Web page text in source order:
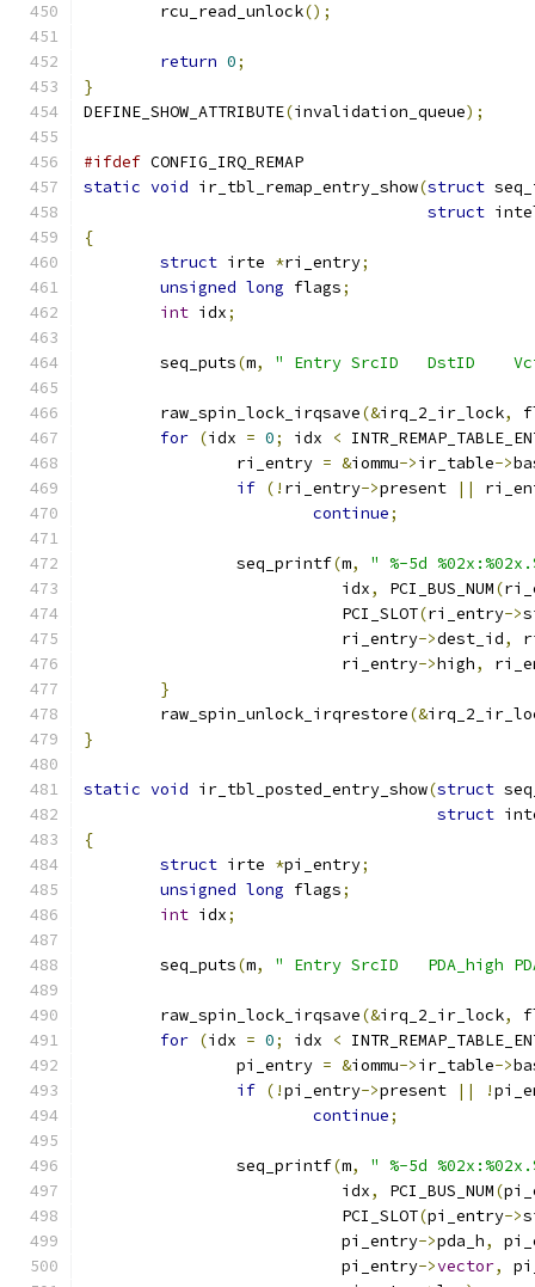
	rcu_read_unlock
();
return 0;
}
DEFINE_SHOW_ATTRIBUTE(invalidation_queue);
#ifdef CONFIG_IRQ_REMAP
static void ir_tbl_remap_entry_show(struct
struct
{
struct irte *ri_entry;
unsigned long flags;
int idx;
	seq_puts
(m, " Entry SrcID   DstID
	raw_spin_lock_irqsave
(&irq_2_ir_lock,
for (idx = 0; idx <
		ri_entry
= &iommu->ir_table->
if (! ri_entry->present ||
continue;
		seq_printf
(m,
" %-5d
			   idx
, PCI_BUS_NUM(
			   PCI_SLOT
(ri_entry->
			   ri_entry
->dest_id,
			   ri_entry
->high,
}
	raw_spin_unlock_irqrestore
(&
}
static void ir_tbl_posted_entry_show(struct
struct
{
struct irte *pi_entry;
unsigned long flags;
int idx;
	seq_puts
(m, " Entry SrcID   PDA_high
	raw_spin_lock_irqsave
(&irq_2_ir_lock,
for (idx = 0; idx <
		pi_entry
= &iommu->ir_table->
if (!pi_entry->present || !
continue;
		seq_printf
(m,
" %-5d
			   idx
, PCI_BUS_NUM(
			   PCI_SLOT
(pi_entry->
			   pi_entry
->pda_h,
			   pi_entry
->vector,